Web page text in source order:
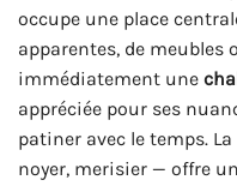
occupe une place
apparentes, de meubles
immédiatement une
appréciée pour ses
patiner avec le temps.
noyer, merisier — offre